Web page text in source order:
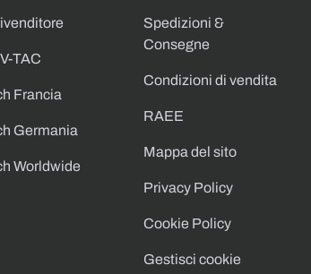
TAC
Francia
Germania
Worldwide
Spedizioni &
Consegne
Condizioni di vendita
RAEE
Mappa del sito
Privacy Policy
Cookie Policy
Gestisci cookie